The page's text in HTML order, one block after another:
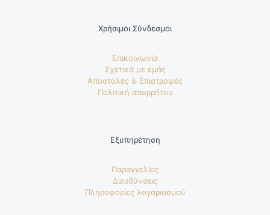
Χρήσιμοι Σύνδεσμοι
Επικοινωνία
Σχετικά με εμάς
Αποστολές & Επιστροφές
Πολιτική απορρήτου
Εξυπηρέτηση
Παραγγελίες
Διευθύνσεις
Πληροφορίες λογαριασμού